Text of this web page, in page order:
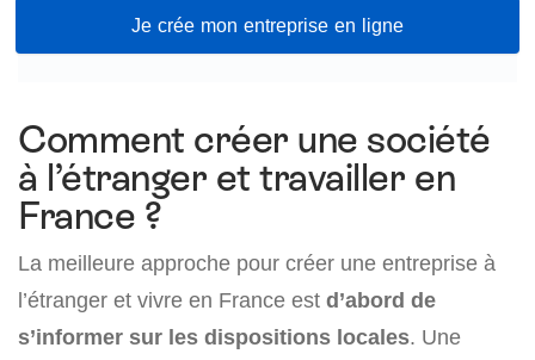
Je crée mon entreprise en ligne
Comment créer une société
à l’étranger et travailler en
France ?
La meilleure approche pour créer une entreprise à
l’étranger et vivre en France est d’abord de
s’informer sur les dispositions locales. Une